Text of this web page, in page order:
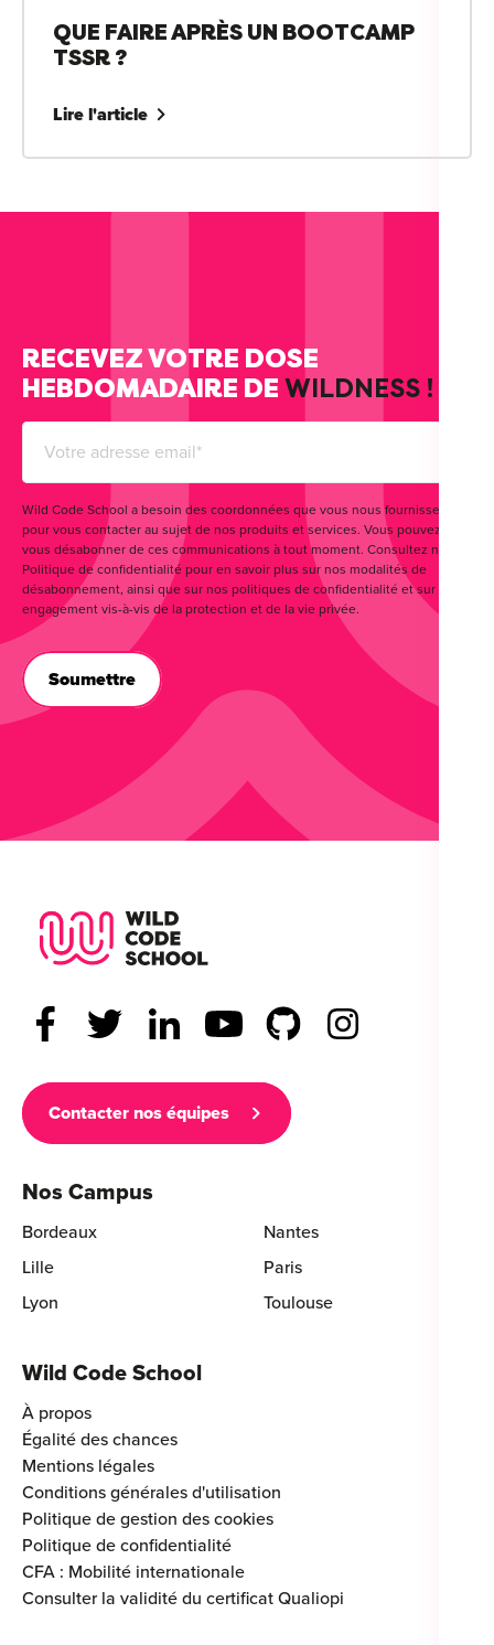
QUE FAIRE APRÈS UN BOOTCAMP
TSSR ?
Lire l'article
RECEVEZ VOTRE DOSE
HEBDOMADAIRE DE WILDNESS !
Wild Code School a besoin des coordonnées que vous nous fournissez
pour vous contacter au sujet de nos produits et services. Vous pouvez
vous désabonner de ces communications à tout moment. Consultez notre
Politique de confidentialité pour en savoir plus sur nos modalités de
désabonnement, ainsi que sur nos politiques de confidentialité et sur notre
engagement vis-à-vis de la protection et de la vie privée.
Contacter nos équipes
Nos Campus
Bordeaux
Lille
Lyon
Nantes
Paris
Toulouse
Wild Code School
À propos
Égalité des chances
Mentions légales
Conditions générales d'utilisation
Politique de gestion des cookies
Politique de confidentialité
CFA : Mobilité internationale
Consulter la validité du certificat Qualiopi